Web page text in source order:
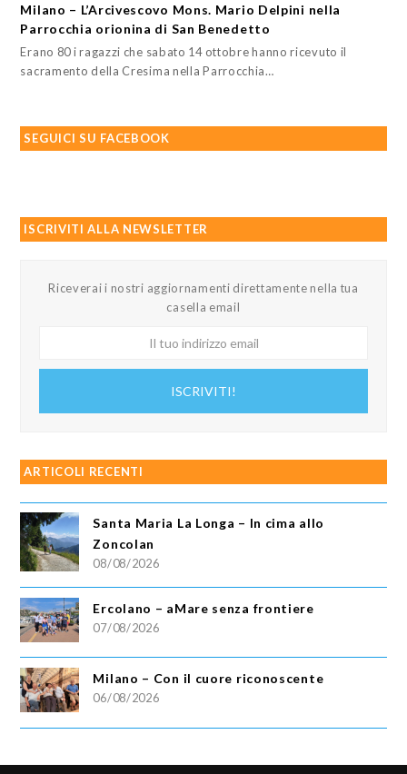
Milano – L’Arcivescovo Mons. Mario Delpini nella
Parrocchia orionina di San Benedetto
Erano 80 i ragazzi che sabato 14 ottobre hanno ricevuto il
sacramento della Cresima nella Parrocchia…
SEGUICI SU FACEBOOK
ISCRIVITI ALLA NEWSLETTER
Riceverai i nostri aggiornamenti direttamente nella tua
casella email
ISCRIVITI!
ARTICOLI RECENTI
Santa Maria La Longa – In cima allo
Zoncolan
08/08/2026
Ercolano – aMare senza frontiere
07/08/2026
Milano – Con il cuore riconoscente
06/08/2026